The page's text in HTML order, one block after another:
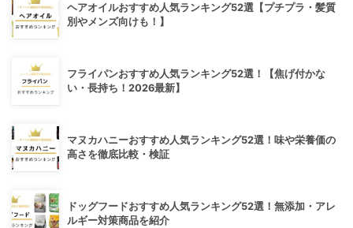
ヘアオイルおすすめ人気ランキング52選【プチプラ・髪質
別やメンズ向けも！】
フライパンおすすめ人気ランキング52選！【焦げ付かな
い・長持ち！2026最新】
マヌカハニーおすすめ人気ランキング52選！味や栄養価の
高さを徹底比較・検証
ドッグフードおすすめ人気ランキング52選！無添加・アレ
ルギー対策商品を紹介